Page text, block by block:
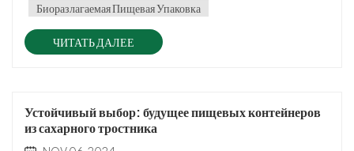
Биоразлагаемая Пищевая Упаковка
ЧИТАТЬ ДАЛЕЕ
Устойчивый выбор: будущее пищевых контейнеров
из сахарного тростника